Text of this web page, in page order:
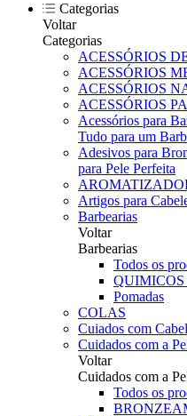
Categorias
Voltar
Categorias
ACESSÓRIOS
ACESSÓRIOS
ACESSÓRIOS
ACESSÓRIOS
Acessórios para
Tudo para um
Adesivos para
para Pele Perfeita
Artigos para
Barbearias
Voltar
Barbearias
Todos os
Pomadas
COLAS
Cuiados com
Cuidados com a
Voltar
Cuidados com a
Todos os